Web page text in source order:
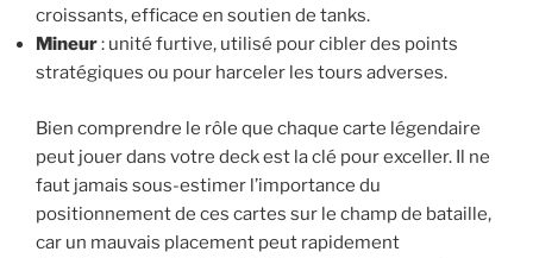
croissants, efficace en soutien de tanks.
Mineur: unité furtive, utilisé pour cibler des points
stratégiques ou pour harceler les tours adverses.
Bien comprendre le rôle que chaque carte légendaire
peut jouer dans votre deck est la clé pour exceller. Il ne
faut jamais sous-estimer l’importance du
positionnement de ces cartes sur le champ de bataille,
car un mauvais placement peut rapidement